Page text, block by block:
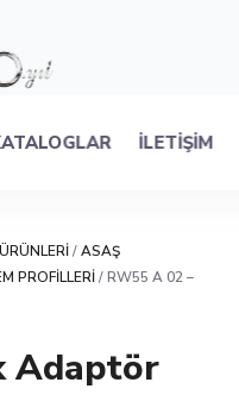
İLETIŞIM
/ASAŞ
PROFILLERI/ RW55 A 02 –
Adaptör